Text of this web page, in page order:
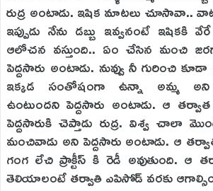
రుద్ర అంటాడు. ఇషిక మాటలు చూసావా..
ఇప్పుడు నేను డబ్బు ఇవ్వనంటే ఇషికకి
ఆలోచన వస్తుంది.. ఏం చేసిన మంచి
పెద్దసారు అంటాడు. నువ్వు నీ గురించి
ఇక్కడ సంతోషంగా ఉన్నా అమ్మ అని
ఉంటుందని పెద్దసారు అంటాడు. ఆ
పెద్దసారుకి చెప్తాడు రుద్ర. విశ్వ చాలా
మంచివాడు అని పెద్దసారు అంటాడు. ఆ
గంగ లేచి ప్రాక్టీస్ కి రెడీ అవుతుంది. ఆ
తెలియాలంటే తర్వాతి ఎపిసోడ్ వరకు